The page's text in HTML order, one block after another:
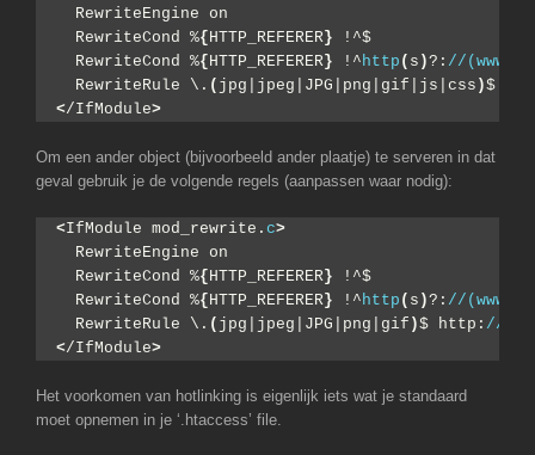
  RewriteEngine on
  RewriteCond %
{ HTTP_REFERER} !^$
  RewriteCond %
{ HTTP_REFERER} !^ http ( s )?: //
  RewriteRule \.
( jpg|jpeg|JPG|png|gif|js|css )$ -
</IfModule>
Om een ander object (bijvoorbeeld ander plaatje) te serveren in dat
geval gebruik je de volgende regels (aanpassen waar nodig):
<IfModule mod_rewrite. c>
  RewriteEngine on
  RewriteCond %
{ HTTP_REFERER} !^$
  RewriteCond %
{ HTTP_REFERER} !^ http ( s )?: //
  RewriteRule \.
( jpg|jpeg|JPG|png|gif )$ http: //
</IfModule>
Het voorkomen van hotlinking is eigenlijk iets wat je standaard
moet opnemen in je ‘.htaccess’ file.